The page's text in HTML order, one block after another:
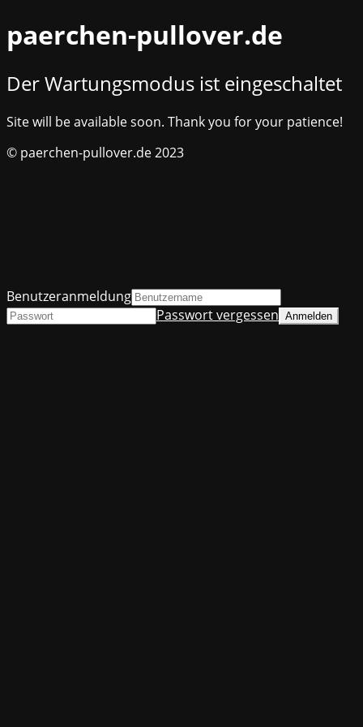
paerchen-pullover.de
Der Wartungsmodus ist eingeschaltet
Site will be available soon. Thank you for your patience!
© paerchen-pullover.de 2023
Benutzeranmeldung
Passwort vergessen